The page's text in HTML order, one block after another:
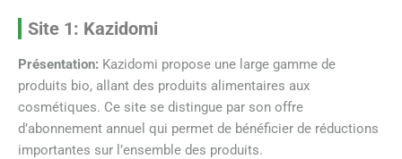
Site 1: Kazidomi
Présentation: Kazidomi propose une large gamme de
produits bio, allant des produits alimentaires aux
cosmétiques. Ce site se distingue par son offre
d’abonnement annuel qui permet de bénéficier de réductions
importantes sur l’ensemble des produits.